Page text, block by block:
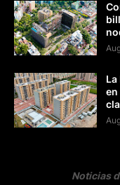
en
Noticias